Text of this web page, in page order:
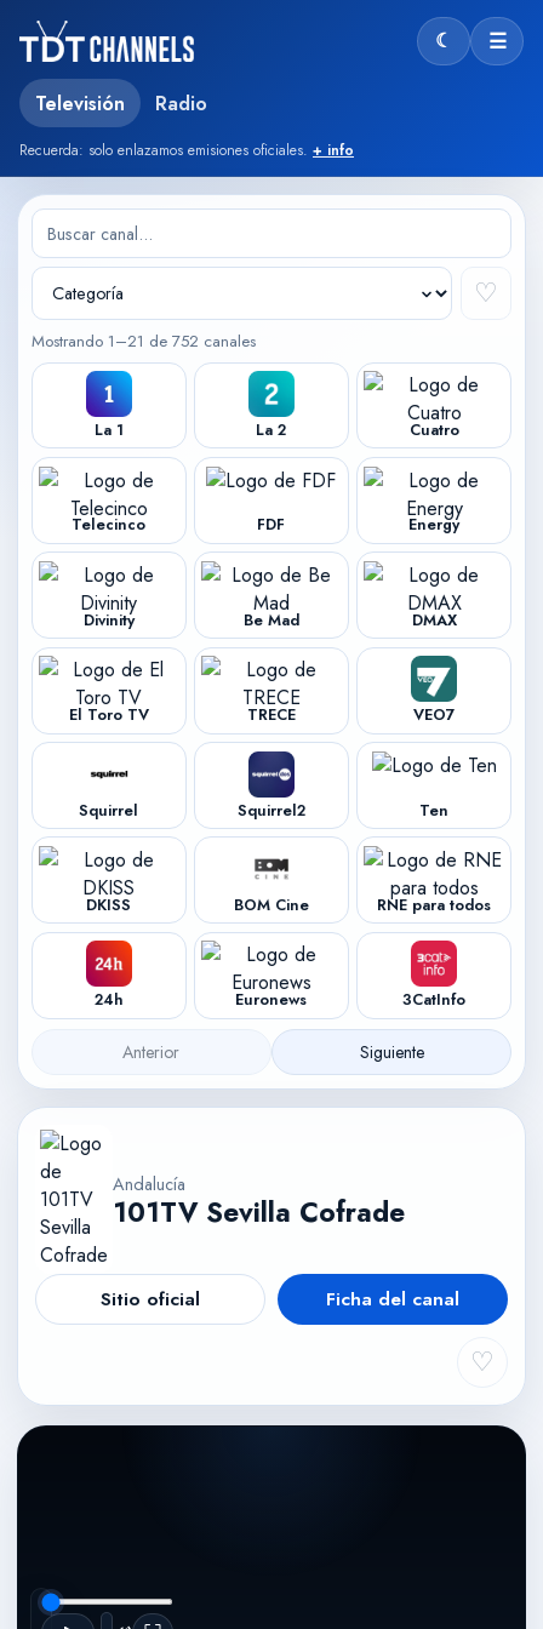
Televisión Radio
Recuerda: solo enlazamos emisiones oficiales. + info
☾Modo☰
♡
Mostrando 1–21 de 752 canales
La 1 La 2 Cuatro
Telecinco FDF Energy
Divinity Be Mad DMAX
El Toro TV TRECE VEO7
Squirrel Squirrel2 Ten
DKISS BOM Cine RNE para todos
24h Euronews 3CatInfo
Anterior Siguiente
Andalucía
101TV Sevilla Cofrade
Sitio oficial Ficha del canal
♡